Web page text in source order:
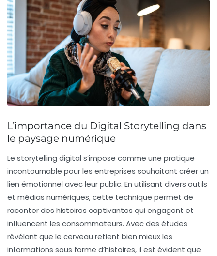
L’importance du Digital Storytelling dans
le paysage numérique
Le storytelling digital s’impose comme une pratique
incontournable pour les entreprises souhaitant créer un
lien émotionnel avec leur public. En utilisant divers outils
et médias numériques, cette technique permet de
raconter des histoires captivantes qui engagent et
influencent les consommateurs. Avec des études
révélant que le cerveau retient bien mieux les
informations sous forme d’histoires, il est évident que